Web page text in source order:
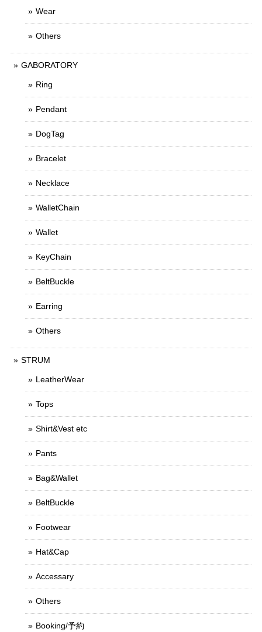
Wear
Others
GABORATORY
Ring
Pendant
DogTag
Bracelet
Necklace
WalletChain
Wallet
KeyChain
BeltBuckle
Earring
Others
STRUM
LeatherWear
Tops
Shirt&Vest etc
Pants
Bag&Wallet
BeltBuckle
Footwear
Hat&Cap
Accessary
Others
Booking/予約